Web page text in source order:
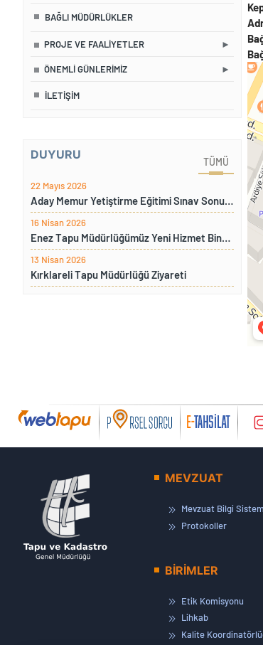
BAĞLI MÜDÜRLÜKLER
PROJE VE FAALIYETLER
ÖNEMLI GÜNLERIMIZ
İLETIŞIM
DUYURU
TÜMÜ
22 Mayıs 2026
Aday Memur Yetiştirme Eğitimi Sınav Sonuçları
16 Nisan 2026
Enez Tapu Müdürlüğümüz Yeni Hizmet Binamıza Taşınması Sebebiyle İki Gün Süre İle Hizmet Verilemeyecektir
13 Nisan 2026
Kırklareli Tapu Müdürlüğü Ziyareti
MEVZUAT
Mevzuat Bilgi
Protokoller
BİRİMLER
Etik Komisyonu
Lihkab
Kalite